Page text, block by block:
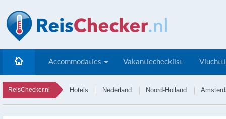
Accommodaties Vakantiechecklist
ReisChecker.nl Hotels Nederland Noord-Holland